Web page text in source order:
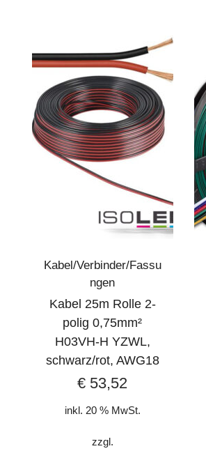
Kabel/Verbinder/Fassu
ngen
Kabel 25m Rolle 2-
polig 0,75mm²
H03VH-H YZWL,
schwarz/rot, AWG18
€ 53,52
inkl. 20 % MwSt.
zzgl.